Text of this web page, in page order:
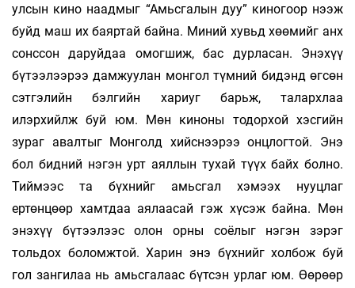
улсын кино наадмыг “Амьсгалын дуу” киногоор нээж
буйд маш их баяртай байна. Миний хувьд хөөмийг анх
сонссон даруйдаа омогшиж, бас дурласан. Энэхүү
бүтээлээрээ дамжуулан монгол түмний бидэнд өгсөн
сэтгэлийн бэлгийн хариуг барьж, талархлаа
илэрхийлж буй юм. Мөн киноны тодорхой хэсгийн
зураг авалтыг Монголд хийснээрээ онцлогтой. Энэ
бол бидний нэгэн урт аяллын тухай түүх байх болно.
Тиймээс та бүхнийг амьсгал хэмээх нууцлаг
ертөнцөөр хамтдаа аялаасай гэж хүсэж байна. Мөн
энэхүү бүтээлээс олон орны соёлыг нэгэн зэрэг
тольдох боломжтой. Харин энэ бүхнийг холбож буй
гол зангилаа нь амьсгалаас бүтсэн урлаг юм. Өөрөөр